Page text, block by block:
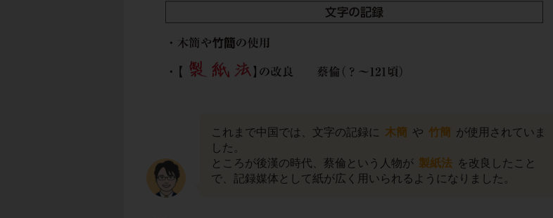
これまで中国では、文字の記録に 木簡 や 竹簡 が使用されていま
した。
ところが後漢の時代、蔡倫という人物が 製紙法 を改良したこと
で、記録媒体として紙が広く用いられるようになりました。